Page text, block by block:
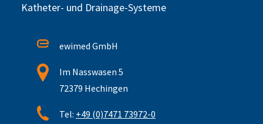
Katheter- und Drainage-Systeme
ewimed GmbH
Im Nasswasen 5
72379 Hechingen
Tel: +49 (0)7471 73972-0